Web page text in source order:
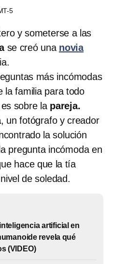
5
y someterse a las
se creó una novia
más incómodas
la familia para todo
sobre la pareja.
, un fotógrafo y creador
la solución
pregunta incómoda en
hace que la tía
de soledad.
artificial en
revela qué
(VIDEO)